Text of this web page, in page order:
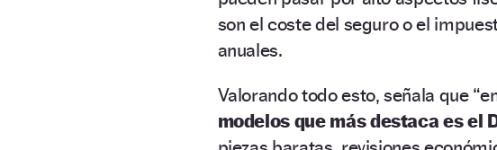
son el coste del seguro o el
anuales.
Valorando todo esto, señala que
modelos que más destaca es el